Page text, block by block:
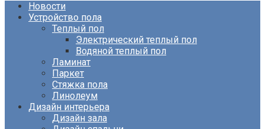
Новости
Устройство пола
Теплый пол
Электрический теплый пол
Водяной теплый пол
Ламинат
Паркет
Стяжка пола
Линолеум
Дизайн интерьера
Дизайн зала